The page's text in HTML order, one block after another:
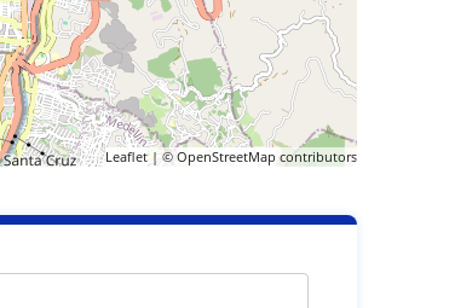
Leaflet| © OpenStreetMap contributors